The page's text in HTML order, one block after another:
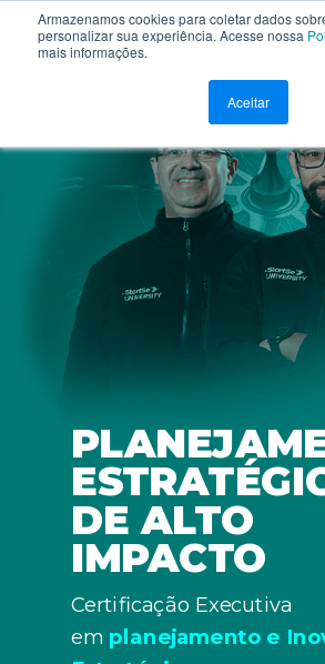
Armazenamos cookies para coletar dados
personalizar sua experiência. Acesse nossa
mais informações.
Aceitar
DE ALTO
IMPACTO
Certificação Executiva
em planejamento e